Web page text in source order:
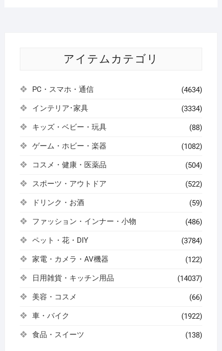
アイテムカテゴリ
PC・スマホ・通信 (4634)
インテリア･家具 (3334)
キッズ・ベビー・玩具 (88)
ゲーム・ホビー・楽器 (1082)
コスメ・健康・医薬品 (504)
スポーツ・アウトドア (522)
ドリンク・お酒 (59)
ファッション・インナー・小物 (486)
ペット・花・DIY (3784)
家電・カメラ・AV機器 (122)
日用雑貨・キッチン用品 (14037)
美容・コスメ (66)
車・バイク (1922)
食品・スイーツ (138)